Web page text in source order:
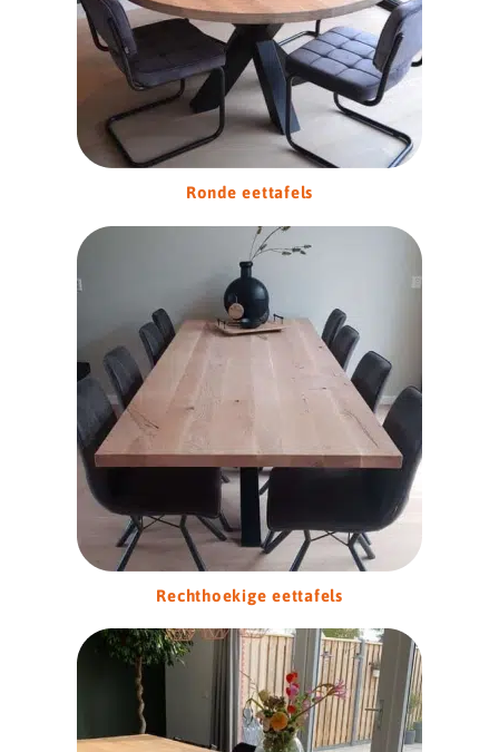
Ronde eettafels
Rechthoekige eettafels